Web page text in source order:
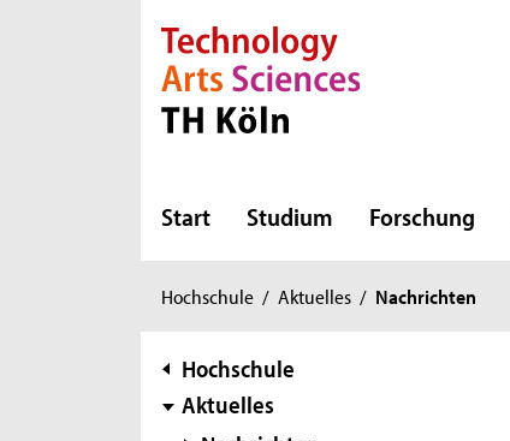
Direkt zur Hauptnavigation
Direkt zur Subnavigation
Direkt zum Inhalt
Direkt zum Fußbereich
Start Studium Forschung
Sie
hier:
Hochschule / Aktuelles / Nachrichten
Subnavigation
Hochschule
Aktuelles